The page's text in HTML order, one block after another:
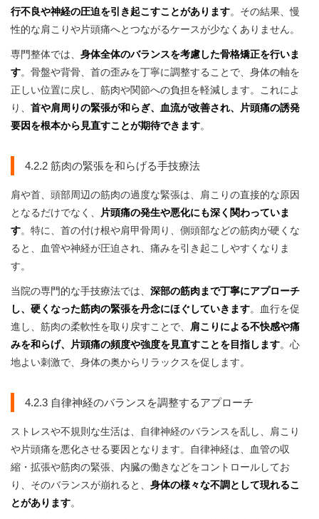
行不良や神経の圧迫を引き起こすことがあります。その結果、慢
性的な肩こりや片頭痛へとつながるケースが少なくありません。
専門整体では、 身体全体のバランスを考慮した骨格矯正を行いま
す。骨盤や背骨、首の歪みを丁寧に調整することで、身体の軸を
正しい位置に戻し、筋肉や関節への負担を軽減します。これによ
り、 首や肩周りの緊張が和らぎ、血流が改善され、片頭痛の誘発
要因を根本から見直すことが期待できます。
4.2.2 筋肉の緊張を和らげる手技療法
肩や首、頭部周辺の筋肉の過度な緊張は、肩こりの直接的な原因
となるだけでなく、
片頭痛の発生や悪化にも深く関わっていま
す。特に、首の付け根や肩甲骨周り、側頭部などの筋肉が硬くな
ると、血管や神経が圧迫され、痛みを引き起こしやすくなりま
す。
当院の専門的な手技療法では、 深部の筋肉まで丁寧にアプローチ
し、硬くなった筋肉の緊張を丹念にほぐしていきます。血行を促
進し、筋肉の柔軟性を取り戻すことで、
肩こりによる不快感や痛
みを和らげ、片頭痛の頻度や強度を見直すことを目指します。心
地よい刺激で、身体の奥からリラックスを促します。
4.2.3 自律神経のバランスを調整するアプローチ
ストレスや不規則な生活は、自律神経のバランスを乱し、肩こり
や片頭痛を悪化させる要因となります。自律神経は、血管の収
縮・拡張や筋肉の緊張、内臓の働きなどをコントロールしてお
り、そのバランスが崩れると、 身体の様々な不調として現れるこ
とがあります。